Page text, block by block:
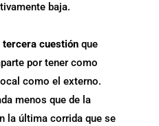
baja.
tercera cuestiónque
por tener como
como el externo.
menos que de la
la última corrida que se